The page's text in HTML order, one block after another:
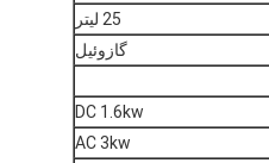
25 لیتر
گازوئیل
DC 1.6kw
AC 3kw